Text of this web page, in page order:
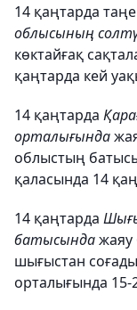
14 қаңтарда
облысының
көктайғақ
қаңтарда кей
14 қаңтарда
орталығында
облыстың
қаласында 14
14 қаңтарда
батысындажаяу
шығыстан
орталығында 15-